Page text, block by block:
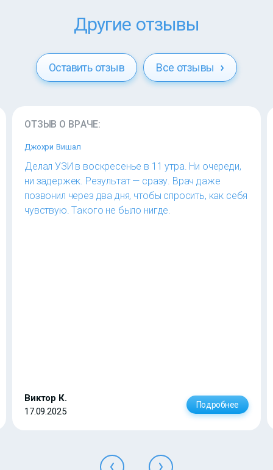
Другие отзывы
Оставить отзыв Все отзывы
ОТЗЫВ О ВРАЧЕ:
Джохри Вишал
Делал УЗИ в воскресенье в 11 утра. Ни очереди,
ни задержек. Результат — сразу. Врач даже
позвонил через два дня, чтобы спросить, как себя
чувствую. Такого не было нигде.
Виктор К.
17.09.2025
Подробнее